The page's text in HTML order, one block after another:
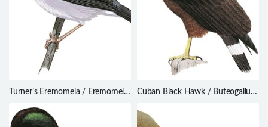
Turner’s Eremomela / Eremomela
Cuban Black Hawk / Buteogallus